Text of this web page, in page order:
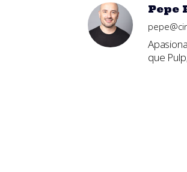
Pepe
que